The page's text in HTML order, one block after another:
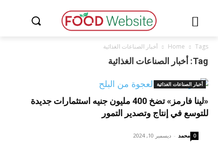
Home Tags أخبار الصناعات الغذائية
Tag: أخبار الصناعات الغذائية
أخبار الصناعات الغذائية
«لينا فارمز» تضخ 400 مليون جنيه استثمارات جديدة
للتوسع في إنتاج وتصدير التمور
محمد - ديسمبر 10, 2024 0